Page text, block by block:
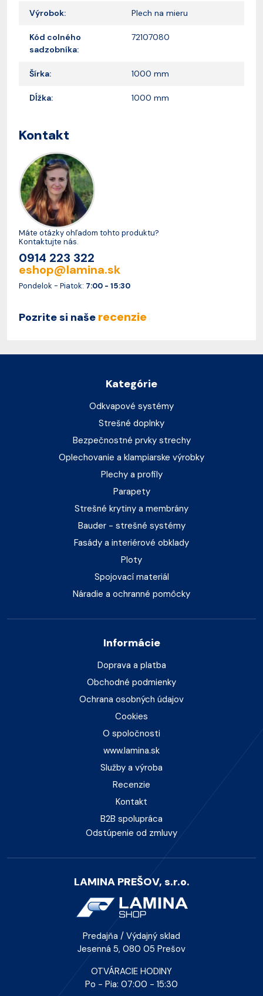
Výrobok: Plech na mieru
Kód colného
sadzobníka:
72107080
Šírka: 1000 mm
Dĺžka: 1000 mm
Kontakt
Máte otázky ohľadom tohto produktu?
Kontaktujte nás.
0914 223 322
eshop@lamina.sk
Pondelok - Piatok: 7:00 - 15:30
Pozrite si naše recenzie
Kategórie
Odkvapové systémy
Strešné doplnky
Bezpečnostné prvky strechy
Oplechovanie a klampiarske výrobky
Plechy a profily
Parapety
Strešné krytiny a membrány
Bauder - strešné systémy
Fasády a interiérové obklady
Ploty
Spojovací materiál
Náradie a ochranné pomôcky
Informácie
Doprava a platba
Obchodné podmienky
Ochrana osobných údajov
Cookies
O spoločnosti
www.lamina.sk
Služby a výroba
Recenzie
Kontakt
B2B spolupráca
Odstúpenie od zmluvy
LAMINA PREŠOV, s.r.o.
Predajňa / Výdajný sklad
Jesenná 5, 080 05 Prešov
OTVÁRACIE HODINY
Po - Pia: 07:00 - 15:30